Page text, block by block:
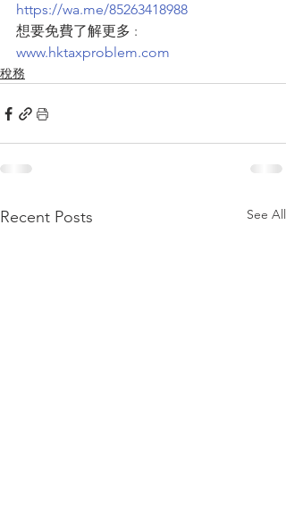
https://wa.me/85263418988
想要免費了解更多 :
www.hktaxproblem.com
稅務
Recent Posts See All